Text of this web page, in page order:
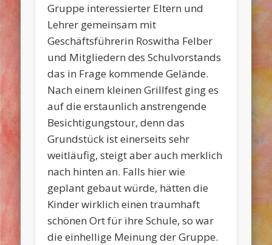
Gruppe interessierter Eltern und
Lehrer gemeinsam mit
Geschäftsführerin Roswitha Felber
und Mitgliedern des Schulvorstands
das in Frage kommende Gelände.
Nach einem kleinen Grillfest ging es
auf die erstaunlich anstrengende
Besichtigungstour, denn das
Grundstück ist einerseits sehr
weitläufig, steigt aber auch merklich
nach hinten an. Falls hier wie
geplant gebaut würde, hätten die
Kinder wirklich einen traumhaft
schönen Ort für ihre Schule, so war
die einhellige Meinung der Gruppe.